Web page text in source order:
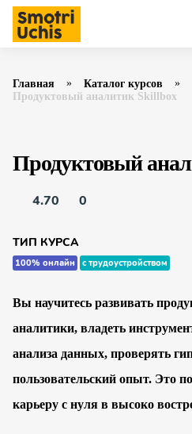
Главная
Каталог курсов
Продуктовый аналитик Skillbox
Продуктовый
4.70 0
ТИП КУРСА
100% онлайн с трудоустройством
Вы научитесь развивать
аналитики, владеть
анализа данных, проверять
пользовательский опыт. Это
карьеру с нуля в высоко